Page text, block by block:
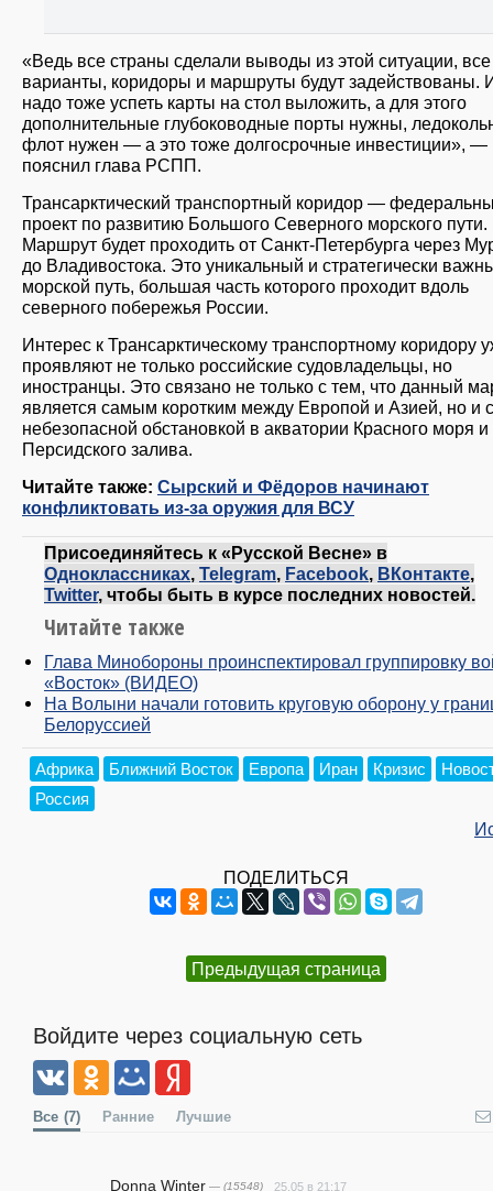
«Ведь все страны сделали выводы из этой ситуации, все
варианты, коридоры и маршруты будут задействованы.
надо тоже успеть карты на стол выложить, а для этого
дополнительные глубоководные порты нужны,
флот нужен — а это тоже долгосрочные инвестиции», —
пояснил глава РСПП.
Трансарктический транспортный коридор —
проект по развитию Большого Северного морского пути.
Маршрут будет проходить от Санкт-Петербурга через
до Владивостока. Это уникальный и стратегически
морской путь, большая часть которого проходит вдоль
северного побережья России.
Интерес к Трансарктическому транспортному коридору
проявляют не только российские судовладельцы, но
иностранцы. Это связано не только с тем, что данный
является самым коротким между Европой и Азией, но и с
небезопасной обстановкой в акватории Красного моря и
Персидского залива.
Читайте также: Сырский и Фёдоров начинают
конфликтовать из-за оружия для ВСУ
Присоединяйтесь к «Русской Весне» в
Одноклассниках Telegram Facebook ВКонтакте
Twitter, чтобы быть в курсе последних новостей.
Читайте также
Глава Минобороны проинспектировал группировку
«Восток» (ВИДЕО)
На Волыни начали готовить круговую оборону у
Белоруссией
Африка Ближний Восток Европа Иран Кризис
Россия
ПОДЕЛИТЬСЯ
Предыдущая страница
Войдите через социальную сеть
Все (7) Ранние Лучшие
Donna Winter — (15548) 25.05 в 21:17